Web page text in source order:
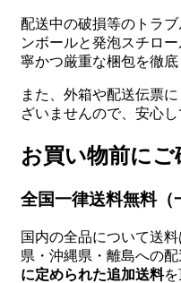
配送中の破損等のトラ
ンボールと発泡スチロ
寧かつ厳重な梱包を徹底
また、外箱や配送伝票
ざいませんので、安心
お買い物前に
全国一律送料無料（
国内の全品について送
県・沖縄県・離島への配
に定められた追加送料を